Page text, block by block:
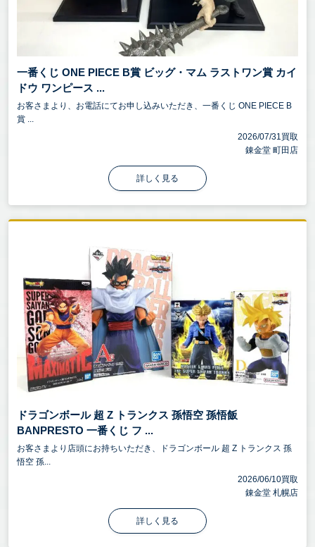
一番くじ ONE PIECE B賞 ビッグ・マム ラストワン賞 カイ
ドウ ワンピース ...
お客さまより、お電話にてお申し込みいただき、一番くじ ONE PIECE B
賞 ...
2026/07/31買取
錬金堂 町田店
詳しく見る
ドラゴンボール 超 Z トランクス 孫悟空 孫悟飯
BANPRESTO 一番くじ フ ...
お客さまより店頭にお持ちいただき、ドラゴンボール 超 Z トランクス 孫
悟空 孫...
2026/06/10買取
錬金堂 札幌店
詳しく見る